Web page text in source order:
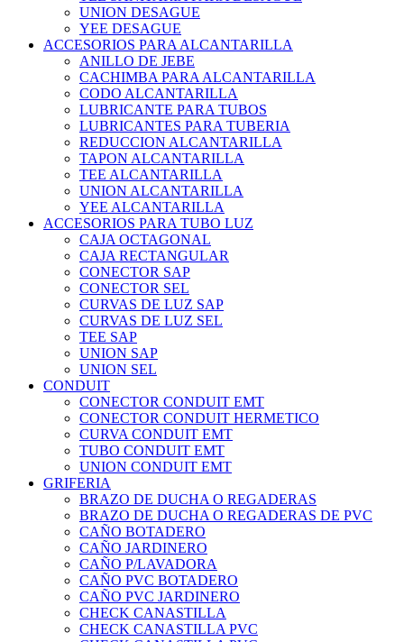
UNION DESAGUE
YEE DESAGUE
ACCESORIOS PARA ALCANTARILLA
ANILLO DE JEBE
CACHIMBA PARA ALCANTARILLA
CODO ALCANTARILLA
LUBRICANTE PARA TUBOS
LUBRICANTES PARA TUBERIA
REDUCCION ALCANTARILLA
TAPON ALCANTARILLA
TEE ALCANTARILLA
UNION ALCANTARILLA
YEE ALCANTARILLA
ACCESORIOS PARA TUBO LUZ
CAJA OCTAGONAL
CAJA RECTANGULAR
CONECTOR SAP
CONECTOR SEL
CURVAS DE LUZ SAP
CURVAS DE LUZ SEL
TEE SAP
UNION SAP
UNION SEL
CONDUIT
CONECTOR CONDUIT EMT
CONECTOR CONDUIT HERMETICO
CURVA CONDUIT EMT
TUBO CONDUIT EMT
UNION CONDUIT EMT
GRIFERIA
BRAZO DE DUCHA O REGADERAS
BRAZO DE DUCHA O REGADERAS DE PVC
CAÑO BOTADERO
CAÑO JARDINERO
CAÑO P/LAVADORA
CAÑO PVC BOTADERO
CAÑO PVC JARDINERO
CHECK CANASTILLA
CHECK CANASTILLA PVC